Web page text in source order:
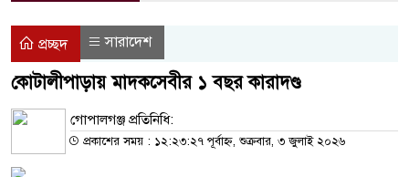
প্রচ্ছদ সারাদেশ
কোটালীপাড়ায় মাদকসেবীর ১ বছর কারাদণ্ড
গোপালগঞ্জ প্রতিনিধি:
প্রকাশের সময় : ১২:২৩:২৭ পূর্বাহ্ন, শুক্রবার, ৩ জুলাই ২০২৬